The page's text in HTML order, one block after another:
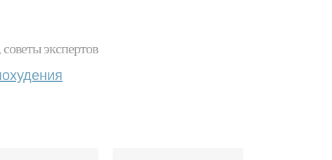
экспертов